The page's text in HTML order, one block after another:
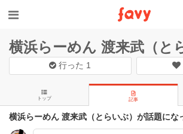
横浜らーめん 渡来武（と
行った 1
トップ 記事
横浜らーめん 渡来武（とらいぶ）が話題にな